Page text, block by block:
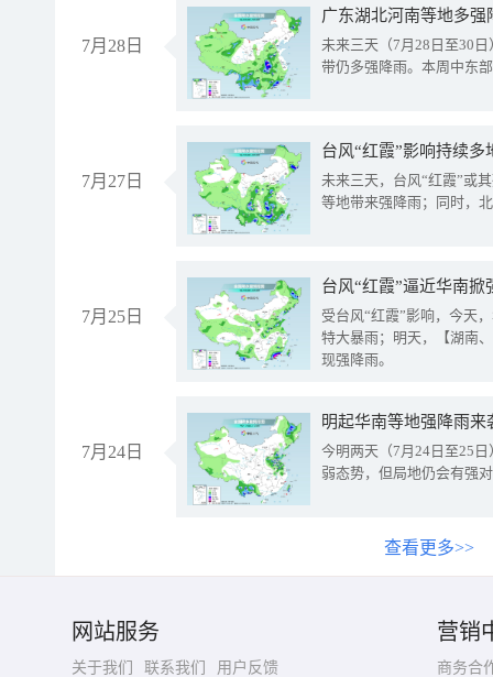
7月28日
广东湖北河南等地多
未来三天（7月28日至30
带仍多强降雨。本周中东
7月27日
台风“红霞”影响持续
未来三天，台风“红霞”或
等地带来强降雨；同时，
7月25日
台风“红霞”逼近华南
受台风“红霞”影响，今天
特大暴雨；明天，【湖南
现强降雨。
7月24日
明起华南等地强降雨
今明两天（7月24日至25
弱态势，但局地仍会有强
查看更多>>
网站服务
关于我们 联系我们
用户反馈
营销
商务合